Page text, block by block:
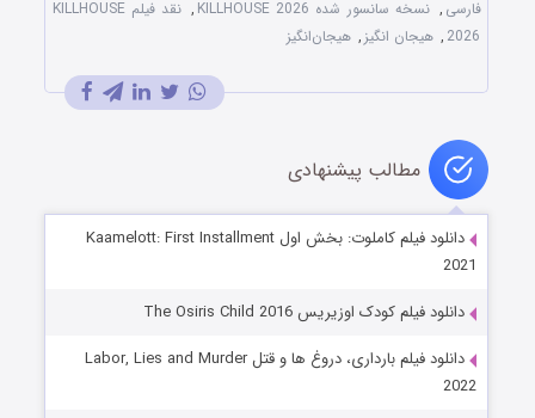
فارسی , نسخه سانسور شده KILLHOUSE 2026 ,
نقد فیلم KILLHOUSE
2026
, هیجان انگیز , هیجان‌انگیز
مطالب پیشنهادی
دانلود فیلم کاملوت: بخش اول Kaamelott: First Installment
2021
دانلود فیلم کودک اوزیریس The Osiris Child 2016
دانلود فیلم بارداری، دروغ ها و قتل Labor, Lies and Murder
2022